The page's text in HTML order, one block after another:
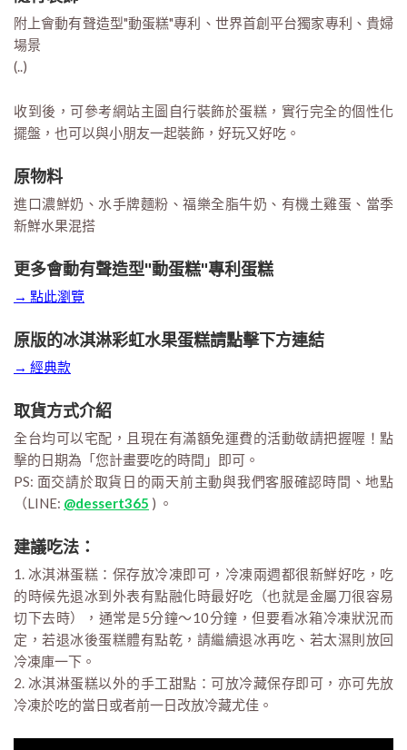
附上會動有聲造型"動蛋糕"專利、世界首創平台獨家專利、貴婦
場景
(..)
收到後，可參考網站主圖自行裝飾於蛋糕，實行完全的個性化
擺盤，也可以與小朋友一起裝飾，好玩又好吃。
原物料
進口濃鮮奶、水手牌麵粉、福樂全脂牛奶、有機土雞蛋、當季
新鮮水果混搭
更多會動有聲造型"動蛋糕"專利蛋糕
→ 點此瀏覽
原版的冰淇淋彩虹水果蛋糕請點擊下方連結
→ 經典款
取貨方式介紹
全台均可以宅配，且現在有滿額免運費的活動敬請把握喔！點
擊的日期為「您計畫要吃的時間」即可。
PS: 面交請於取貨日的兩天前主動與我們客服確認時間、地點
（LINE: @dessert365 ) 。
建議吃法：
1. 冰淇淋蛋糕：保存放冷凍即可，冷凍兩週都很新鮮好吃，吃
的時候先退冰到外表有點融化時最好吃（也就是金屬刀很容易
切下去時），通常是5分鐘～10分鐘，但要看冰箱冷凍狀況而
定，若退冰後蛋糕體有點乾，請繼續退冰再吃、若太濕則放回
冷凍庫一下。
2. 冰淇淋蛋糕以外的手工甜點：可放冷藏保存即可，亦可先放
冷凍於吃的當日或者前一日改放冷藏尤佳。